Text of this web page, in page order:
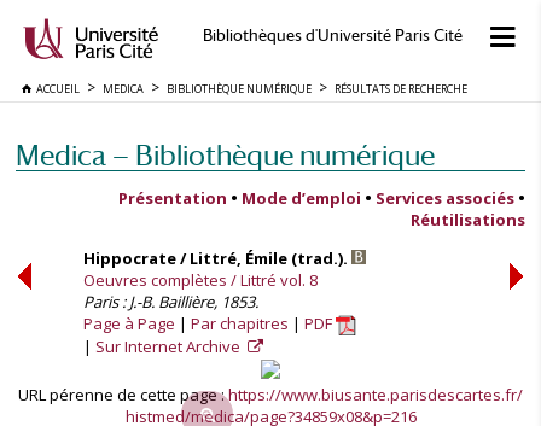
Bibliothèques d'Université Paris Cité
ACCUEIL MEDICA BIBLIOTHÈQUE NUMÉRIQUE RÉSULTATS DE RECHERCHE
Medica — Bibliothèque numérique
Présentation • Mode d’emploi • Services associés •
Réutilisations
Hippocrate / Littré, Émile (trad.).
Oeuvres complètes / Littré vol. 8
Paris : J.-B. Baillière, 1853.
Page à Page
Par chapitres
PDF
Sur Internet Archive
URL pérenne de cette page :https://www.biusante.parisdescartes.fr/
histmed/medica/page?34859x08&p=216